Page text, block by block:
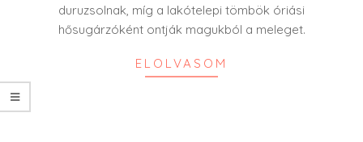
duruzsolnak, míg a lakótelepi tömbök óriási
hősugárzóként ontják magukból a meleget.
ELOLVASOM